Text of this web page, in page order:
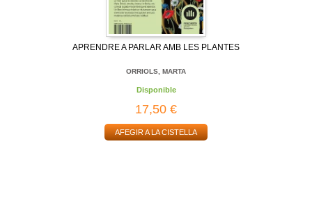
APRENDRE A PARLAR AMB LES PLANTES
ORRIOLS, MARTA
Disponible
17,50 €
AFEGIR A LA CISTELLA